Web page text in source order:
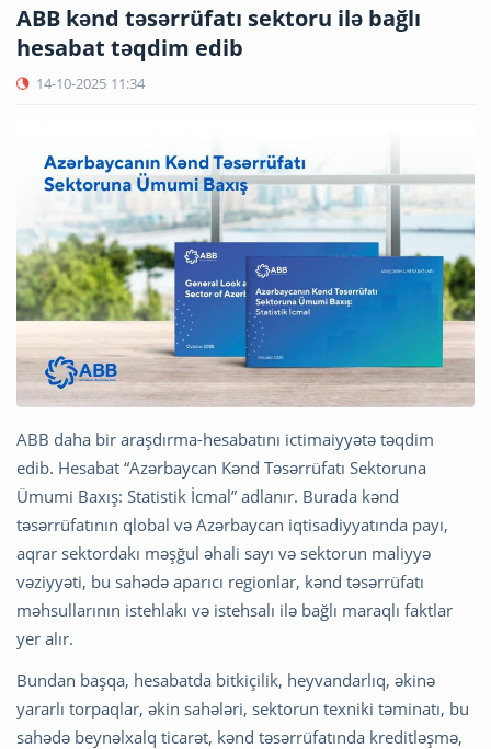
ABB kənd təsərrüfatı sektoru ilə bağlı
hesabat təqdim edib
14-10-2025 11:34
ABB daha bir araşdırma-hesabatını ictimaiyyətə təqdim
edib. Hesabat “Azərbaycan Kənd Təsərrüfatı Sektoruna
Ümumi Baxış: Statistik İcmal” adlanır. Burada kənd
təsərrüfatının qlobal və Azərbaycan iqtisadiyyatında payı,
aqrar sektordakı məşğul əhali sayı və sektorun maliyyə
vəziyyəti, bu sahədə aparıcı regionlar, kənd təsərrüfatı
məhsullarının istehlakı və istehsalı ilə bağlı maraqlı faktlar
yer alır.
Bundan başqa, hesabatda bitkiçilik, heyvandarlıq, əkinə
yararlı torpaqlar, əkin sahələri, sektorun texniki təminatı, bu
sahədə beynəlxalq ticarət, kənd təsərrüfatında kreditləşmə,